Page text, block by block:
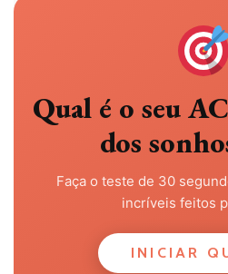
Qual é o seu
dos
Faça o teste de 30
incríveis feitos
INICIAR